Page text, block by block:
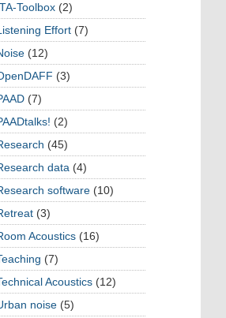
Toolbox (2)
Effort (7)
(12)
(3)
(7)
(2)
(45)
data (4)
software (10)
(3)
Acoustics (16)
(7)
Acoustics (12)
noise (5)